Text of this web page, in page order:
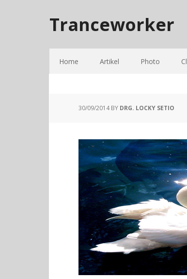
Tranceworker
Home Artikel Photo
30/09/2014BY DRG. LOCKY SETIO